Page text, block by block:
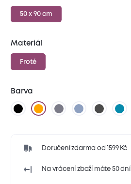
50 x 90 cm
Materiál
Froté
Barva
Doručení zdarma od 1599 Kč
Na vrácení zboží máte 50 dní